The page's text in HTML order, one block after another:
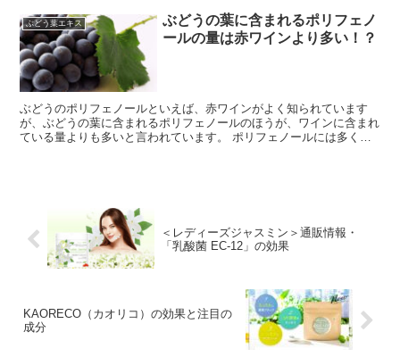
ぶどう葉エキス
ぶどうの葉に含まれるポリフェノ
ールの量は赤ワインより多い！？
ぶどうのポリフェノールといえば、赤ワインがよく知られています
が、ぶどうの葉に含まれるポリフェノールのほうが、ワインに含まれ
ている量よりも多いと言われています。 ポリフェノールには多くの
＜レディーズジャスミン＞通販情報・
「乳酸菌 EC-12」の効果
KAORECO（カオリコ）の効果と注目の
成分